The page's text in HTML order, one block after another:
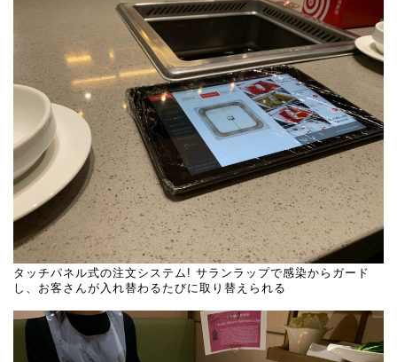
タッチパネル式の注文システム! サランラップで感染からガード
し、お客さんが入れ替わるたびに取り替えられる